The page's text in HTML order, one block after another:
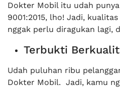
Dokter Mobil itu udah
9001:2015, lho! Jadi,
nggak perlu diragukan lagi,
Terbukti
Udah puluhan ribu
Dokter Mobil. Jadi, kamu